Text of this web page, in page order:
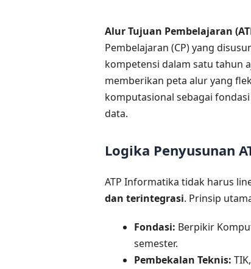
Alur Tujuan Pembelajaran
Pembelajaran (CP) yang
kompetensi dalam satu tahun
memberikan peta alur yang
komputasional sebagai
data.
Logika Penyusunan
ATP Informatika tidak harus
dan terintegrasi. Prinsip
Fondasi: Berpikir
semester.
Pembekalan Teknis: